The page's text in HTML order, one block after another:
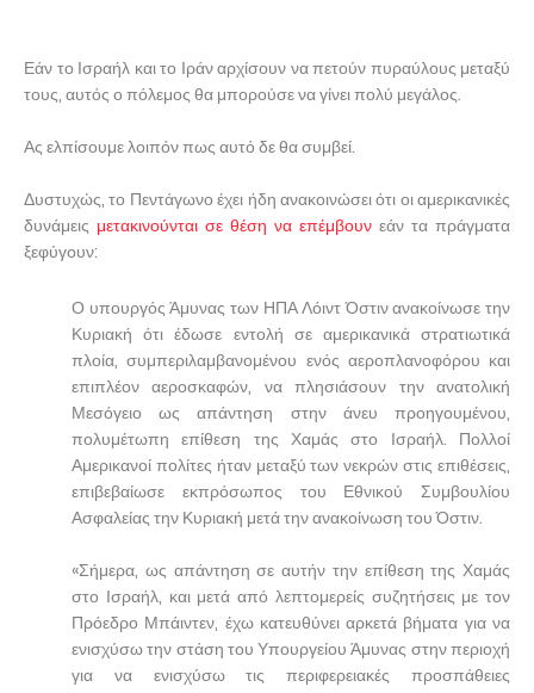
Εάν το Ισραήλ και το Ιράν αρχίσουν να πετούν πυραύλους μεταξύ
τους, αυτός ο πόλεμος θα μπορούσε να γίνει πολύ μεγάλος.
Ας ελπίσουμε λοιπόν πως αυτό δε θα συμβεί.
Δυστυχώς, το Πεντάγωνο έχει ήδη ανακοινώσει ότι οι αμερικανικές
δυνάμεις μετακινούνται σε θέση να επέμβουν εάν τα πράγματα
ξεφύγουν:
Ο υπουργός Άμυνας των ΗΠΑ Λόιντ Όστιν ανακοίνωσε την
Κυριακή ότι έδωσε εντολή σε αμερικανικά στρατιωτικά
πλοία, συμπεριλαμβανομένου ενός αεροπλανοφόρου και
επιπλέον αεροσκαφών, να πλησιάσουν την ανατολική
Μεσόγειο ως απάντηση στην άνευ προηγουμένου,
πολυμέτωπη επίθεση της Χαμάς στο Ισραήλ. Πολλοί
Αμερικανοί πολίτες ήταν μεταξύ των νεκρών στις επιθέσεις,
επιβεβαίωσε εκπρόσωπος του Εθνικού Συμβουλίου
Ασφαλείας την Κυριακή μετά την ανακοίνωση του Όστιν.
«Σήμερα, ως απάντηση σε αυτήν την επίθεση της Χαμάς
στο Ισραήλ, και μετά από λεπτομερείς συζητήσεις με τον
Πρόεδρο Μπάιντεν, έχω κατευθύνει αρκετά βήματα για να
ενισχύσω την στάση του Υπουργείου Άμυνας στην περιοχή
για να ενισχύσω τις περιφερειακές προσπάθειες